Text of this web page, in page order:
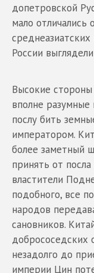
допетровской
мало отличались
России
Высокие
вполне
послу бить
императором.
более заметный
принять от
властители
подобного, все
народов
сановников.
добрососедских
незадолго до
империи Цин